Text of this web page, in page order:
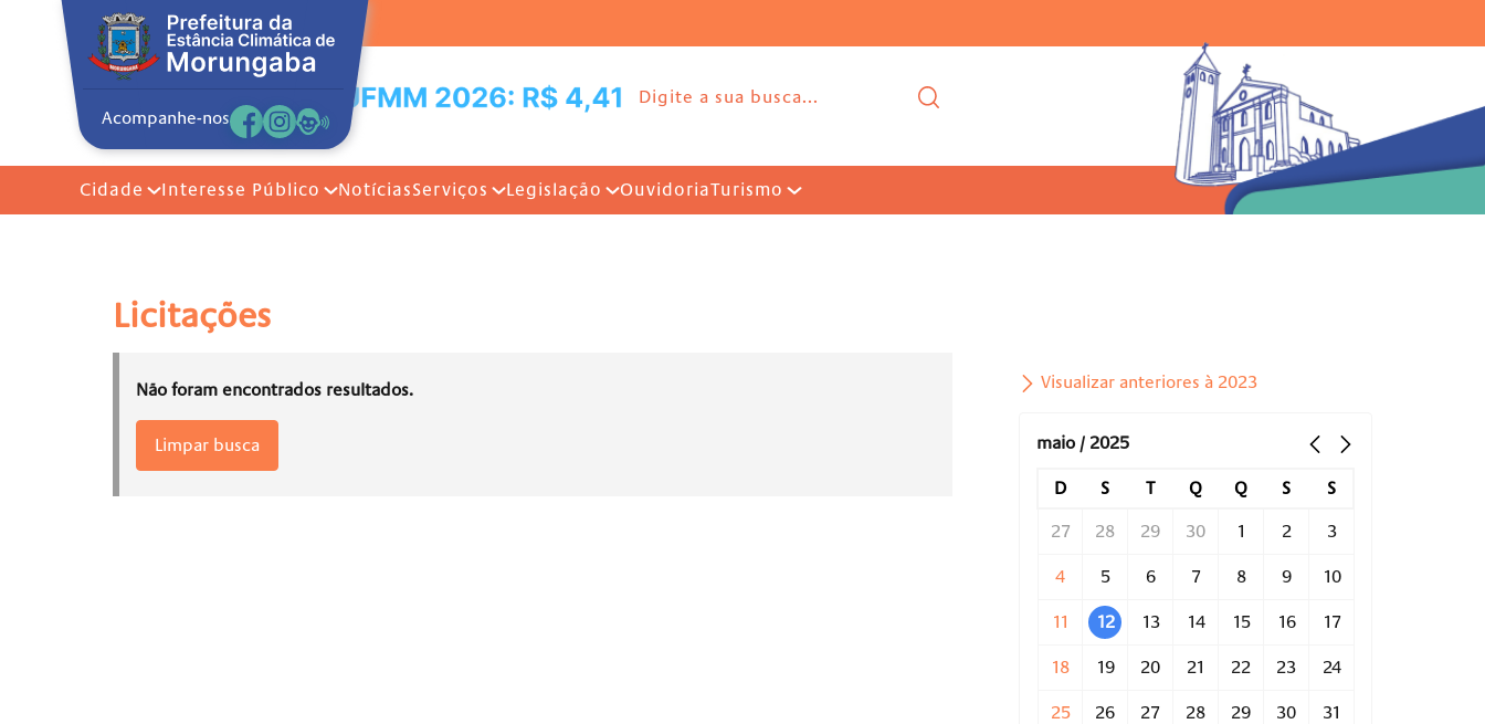
Acompanhe-nos
Cidade Interesse Público NotíciasServiços Legislação OuvidoriaTurismo
Licitações
Visualizar anteriores à 2023
maio / 2025
D S T Q Q S S
27 28 29 30 1 2 3
4 5 6 7 8 9 10
11 12 13 14 15 16 17
18 19 20 21 22 23 24
25 26 27 28 29 30 31
Não foram encontrados resultados.
Limpar busca